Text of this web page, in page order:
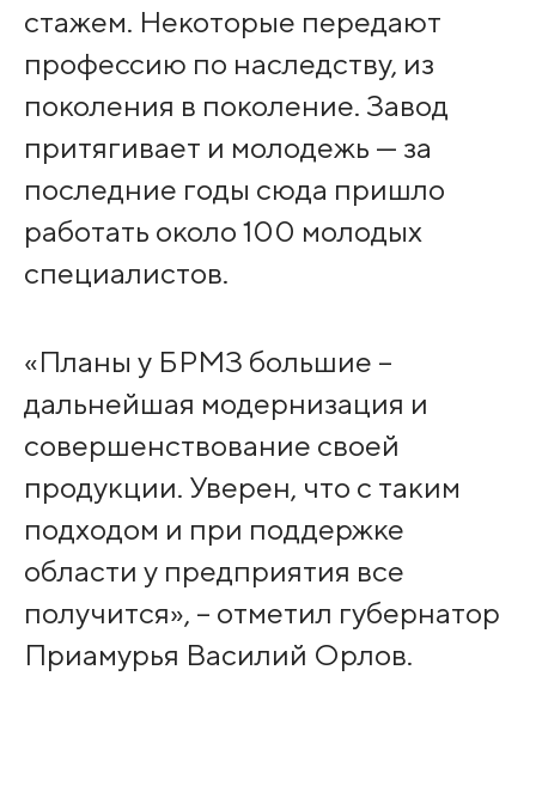
стажем. Некоторые передают
профессию по наследству, из
поколения в поколение. Завод
притягивает и молодежь — за
последние годы сюда пришло
работать около 100 молодых
специалистов.
«Планы у БРМЗ большие –
дальнейшая модернизация и
совершенствование своей
продукции. Уверен, что с таким
подходом и при поддержке
области у предприятия все
получится», – отметил губернатор
Приамурья Василий Орлов.